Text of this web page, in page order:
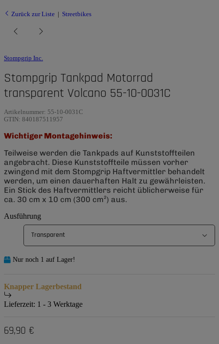
Zurück zur Liste Streetbikes
Stompgrip Inc.
Stompgrip Tankpad Motorrad
transparent Volcano 55-10-0031C
Artikelnummer: 55-10-0031C
GTIN: 840187511957
Wichtiger Montagehinweis:
Teilweise werden die Tankpads auf Kunststoffteilen
angebracht. Diese Kunststoffteile müssen vorher
zwingend mit dem Stompgrip Haftvermittler behandelt
werden, um einen dauerhaften Halt zu gewährleisten.
Ein Stick des Haftvermittlers reicht üblicherweise für
ca. 30 cm x 10 cm (300 cm²) aus.
Ausführung
Transparent
Nur noch 1 auf Lager!
Knapper Lagerbestand
Lieferzeit: 1 - 3 Werktage
69,90 €